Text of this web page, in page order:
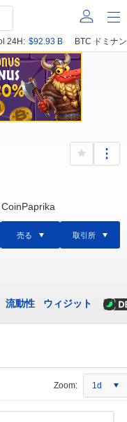
24H: $92.93 B BTC ドミナ
売る 取引所
流動性 ウィジット
Zoom: 1d